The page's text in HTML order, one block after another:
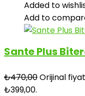
Added to
Add to
Sante Plus
₺470,00Orijinal
₺399,00.